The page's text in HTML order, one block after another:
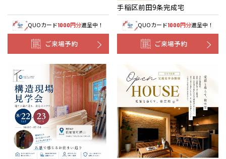
QUOカード1000円分進呈中！
ご来場予約
手稲区前田9条完成宅
QUOカード1000円分進呈中！
ご来場予約
全国の展示場
北海道
お近くのイベント
北海道